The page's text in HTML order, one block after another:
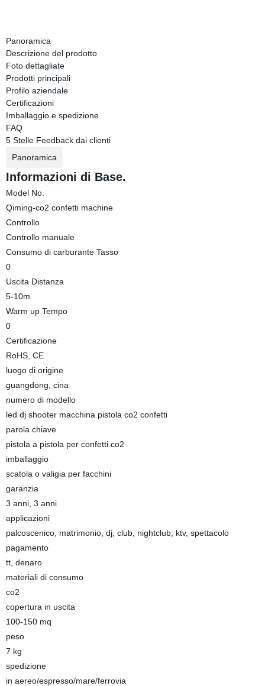
Panoramica
Descrizione del prodotto
Foto dettagliate
Prodotti principali
Profilo aziendale
Certificazioni
Imballaggio e spedizione
FAQ
5 Stelle Feedback dai clienti
Panoramica
Informazioni di Base.
Model No.
Qiming-co2 confetti machine
Controllo
Controllo manuale
Consumo di carburante Tasso
0
Uscita Distanza
5-10m
Warm up Tempo
0
Certificazione
RoHS, CE
luogo di origine
guangdong, cina
numero di modello
led dj shooter macchina pistola co2 confetti
parola chiave
pistola a pistola per confetti co2
imballaggio
scatola o valigia per facchini
garanzia
3 anni, 3 anni
applicazioni
palcoscenico, matrimonio, dj, club, nightclub, ktv, spettacolo
pagamento
tt, denaro
materiali di consumo
co2
copertura in uscita
100-150 mq
peso
7 kg
spedizione
in aereo/espresso/mare/ferrovia